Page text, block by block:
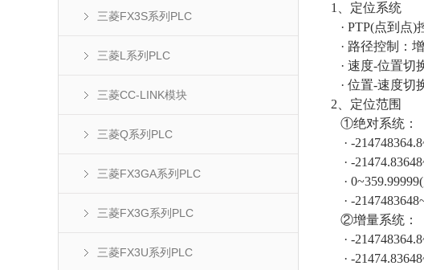
三菱FX3S系列PLC
三菱L系列PLC
三菱CC-LINK模块
三菱Q系列PLC
三菱FX3GA系列PLC
三菱FX3G系列PLC
三菱FX3U系列PLC
1、定位系统
· PTP(点到点)
· 路径控制：
· 速度-位置切
· 位置-速度切
2、定位范围
①绝对系统：
· -
· -
·
· -
②增量系统：
· -
· -